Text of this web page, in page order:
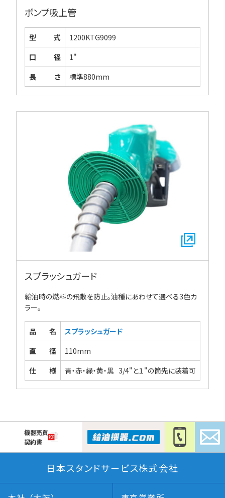
ポンプ吸上管
型式
1200KTG9099
口径
1"
長さ
標準880mm
スプラッシュガード
給油時の燃料の飛散を防止。油種にあわせて選べる3色カ
ラー。
品名
スプラッシュガード
直径
110mm
仕様
青・赤・緑・黄・黒 3/4"と１"の筒先に装着可
機器売買
契約書
日本スタンドサービス株式会社